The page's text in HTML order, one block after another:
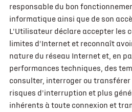
responsable du bon
informatique ainsi que de son
L'Utilisateur déclare accepter les
limites d'Internet et reconnaît
nature du réseau Internet et, en
performances techniques, des
consulter, interroger ou
risques d'interruption et plus
inhérents à toute connexion et